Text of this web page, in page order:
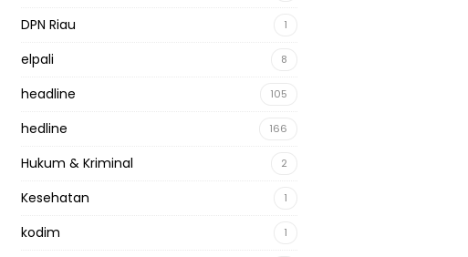
DPN Riau 1
elpali 8
headline 105
hedline 166
Hukum & Kriminal 2
Kesehatan 1
kodim 1